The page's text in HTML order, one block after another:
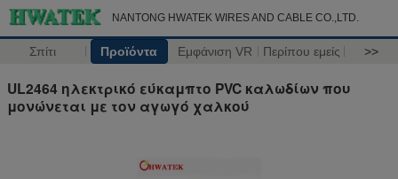
NANTONG HWATEK WIRES AND CABLE CO.,LTD.
Σπίτι Προϊόντα Εμφάνιση VR Περίπου εμείς >>
UL2464 ηλεκτρικό εύκαμπτο PVC καλωδίων που
μονώνεται με τον αγωγό χαλκού